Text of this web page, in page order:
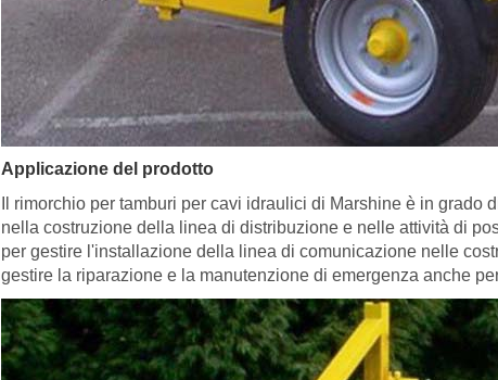
Applicazione del prodotto
Il rimorchio per tamburi per cavi idraulici di Marshine è in
nella costruzione della linea di distribuzione e nelle attività di
per gestire l'installazione della linea di comunicazione nelle
gestire la riparazione e la manutenzione di emergenza anche